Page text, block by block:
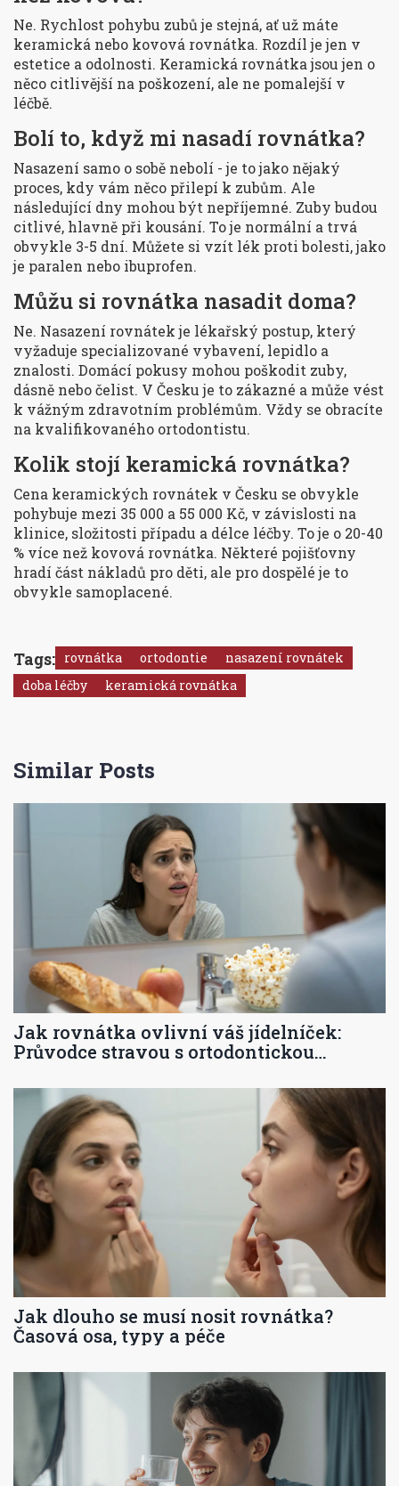
Ne. Rychlost pohybu zubů je stejná, ať už máte
keramická nebo kovová rovnátka. Rozdíl je jen v
estetice a odolnosti. Keramická rovnátka jsou jen o
něco citlivější na poškození, ale ne pomalejší v
léčbě.
Bolí to, když mi nasadí rovnátka?
Nasazení samo o sobě nebolí - je to jako nějaký
proces, kdy vám něco přilepí k zubům. Ale
následující dny mohou být nepříjemné. Zuby budou
citlivé, hlavně při kousání. To je normální a trvá
obvykle 3-5 dní. Můžete si vzít lék proti bolesti, jako
je paralen nebo ibuprofen.
Můžu si rovnátka nasadit doma?
Ne. Nasazení rovnátek je lékařský postup, který
vyžaduje specializované vybavení, lepidlo a
znalosti. Domácí pokusy mohou poškodit zuby,
dásně nebo čelist. V Česku je to zákazné a může vést
k vážným zdravotním problémům. Vždy se obracíte
na kvalifikovaného ortodontistu.
Kolik stojí keramická rovnátka?
Cena keramických rovnátek v Česku se obvykle
pohybuje mezi 35 000 a 55 000 Kč, v závislosti na
klinice, složitosti případu a délce léčby. To je o 20-40
% více než kovová rovnátka. Některé pojišťovny
hradí část nákladů pro děti, ale pro dospělé je to
obvykle samoplacené.
Tags: rovnátka ortodontie
nasazení rovnátek
doba léčby
keramická rovnátka
Similar Posts
Jak rovnátka ovlivní váš jídelníček:
Průvodce stravou s ortodontickou
Jak dlouho se musí nosit rovnátka?
Časová osa, typy a péče